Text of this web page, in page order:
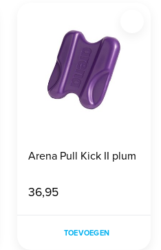
Arena Pull Kick II plum
36,95
TOEVOEGEN